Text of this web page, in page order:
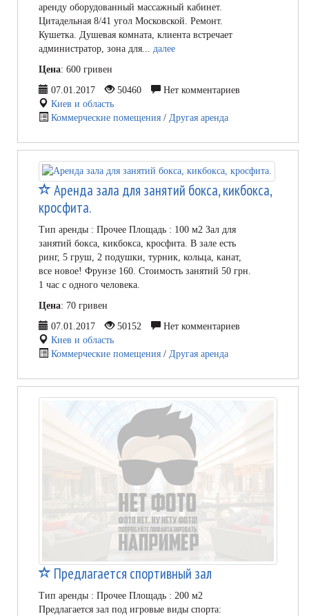
аренду оборудованный массажный кабинет.
Цитадельная 8/41 угол Московской. Ремонт.
Кушетка. Душевая комната, клиента встречает
администратор, зона для... далее
Цена: 600 гривен
07.01.2017
50460
Нет комментариев
Киев и область
Коммерческие помещения / Другая аренда
Аренда зала для занятий бокса, кикбокса,
кросфита.
Тип аренды : Прочее Площадь : 100 м2 Зал для
занятий бокса, кикбокса, кросфита. В зале есть
ринг, 5 груш, 2 подушки, турник, кольца, канат,
все новое! Фрунзе 160. Стоимость занятий 50 грн.
1 час с одного человека.
Цена: 70 гривен
07.01.2017
50152
Нет комментариев
Киев и область
Коммерческие помещения / Другая аренда
Предлагается спортивный зал
Тип аренды : Прочее Площадь : 200 м2
Предлагается зал под игровые виды спорта: